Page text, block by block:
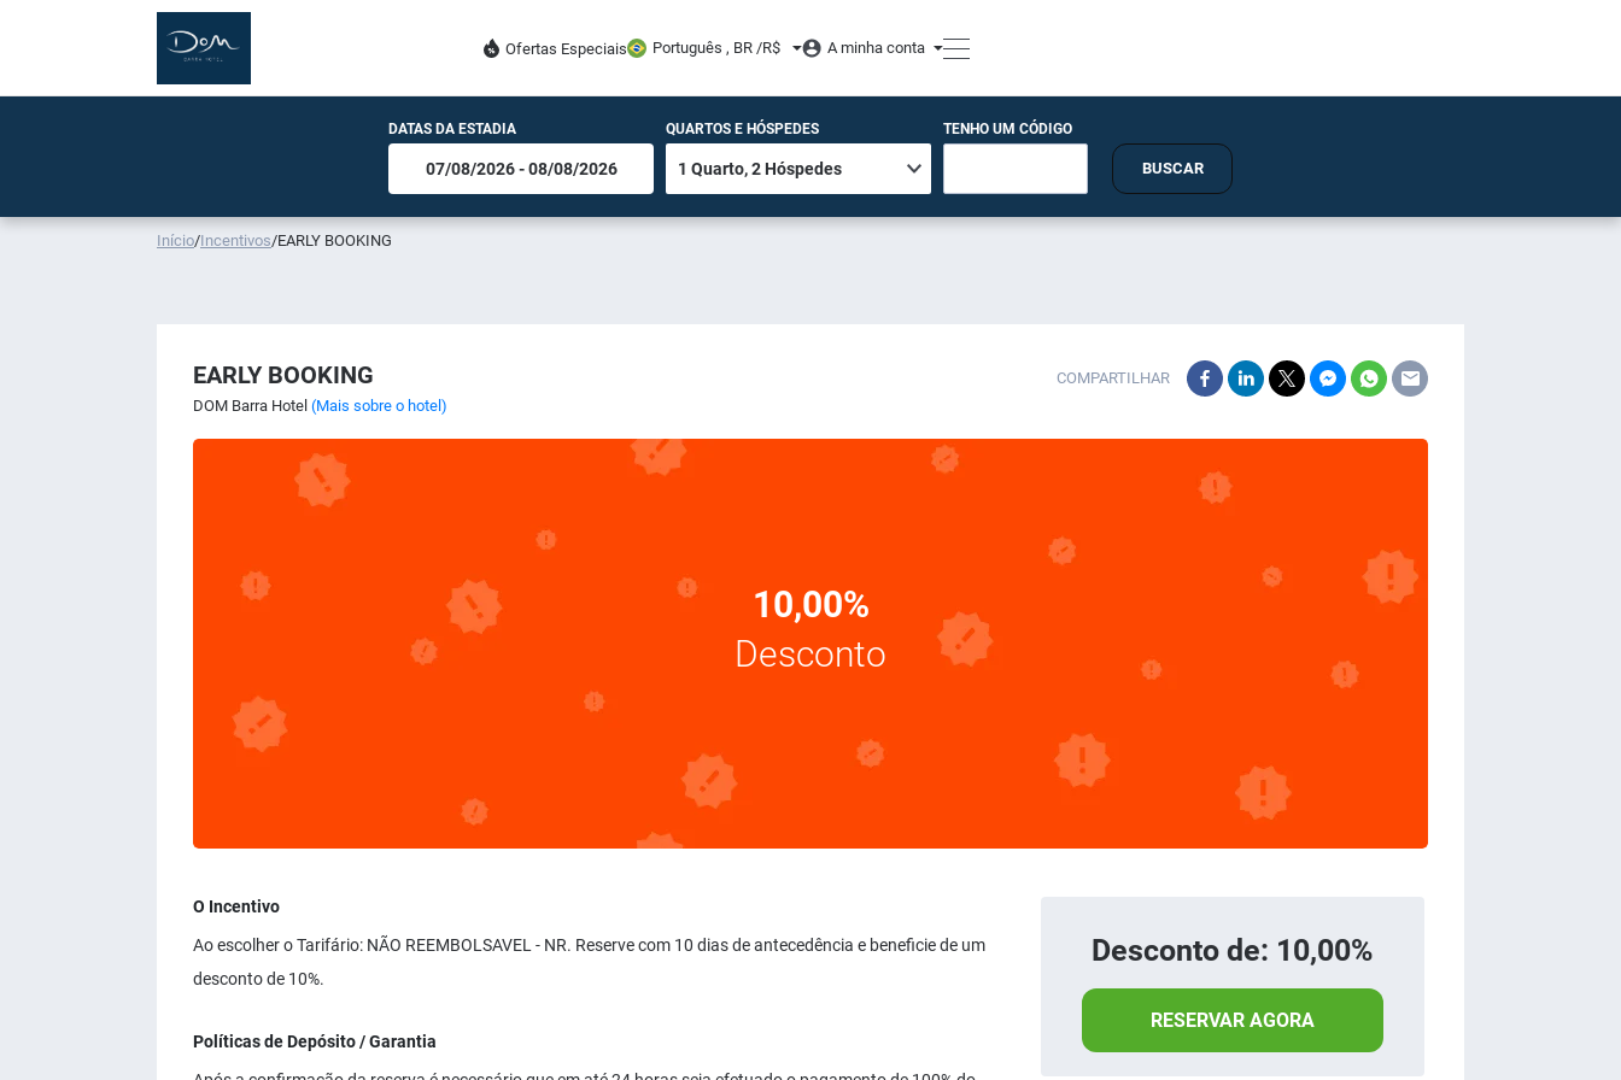
Ofertas Especiais Português , BR /R$ A minha conta
DATAS DA ESTADIA QUARTOS E HÓSPEDES TENHO UM CÓDIGO
BUSCAR
Início/Incentivos/EARLY BOOKING
EARLY BOOKING
DOM Barra Hotel (Mais sobre o hotel)
COMPARTILHAR
10,00%
Desconto
O Incentivo
Ao escolher o Tarifário: NÃO REEMBOLSAVEL - NR. Reserve com 10 dias de antecedência e beneficie de um
desconto de 10%.
Políticas de Depósito / Garantia
Desconto de: 10,00%
RESERVAR AGORA